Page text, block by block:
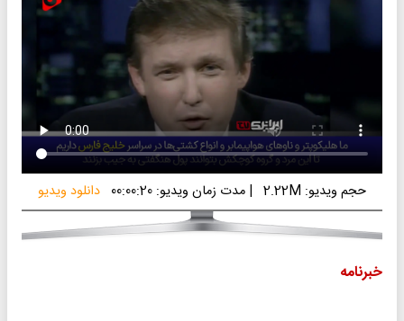
حجم ویدیو: 2.22M | مدت زمان ویدیو: 00:00:20 دانلود ویدیو
خبرنامه